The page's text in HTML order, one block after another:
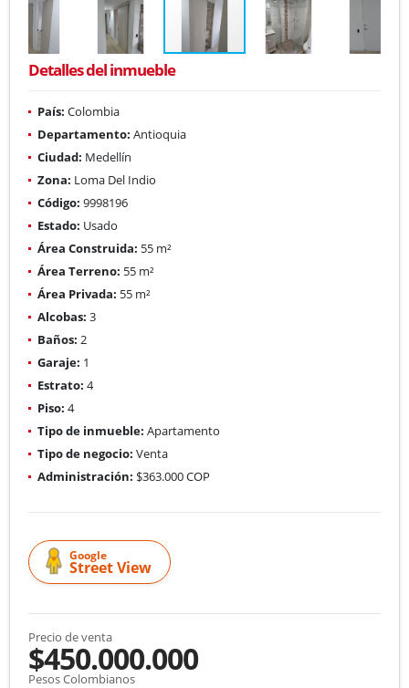
Detalles del inmueble
País: Colombia
Departamento: Antioquia
Ciudad: Medellín
Zona: Loma Del Indio
Código: 9998196
Estado: Usado
Área Construida: 55 m²
Área Terreno: 55 m²
Área Privada: 55 m²
Alcobas: 3
Baños: 2
Garaje: 1
Estrato: 4
Piso: 4
Tipo de inmueble: Apartamento
Tipo de negocio: Venta
Administración: $363.000 COP
Google
Street View
Precio de venta
$450.000.000
Pesos Colombianos